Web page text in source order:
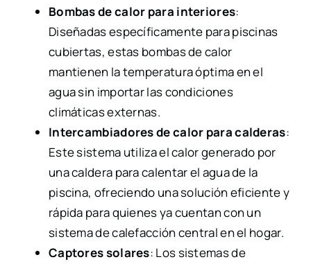
Bombas de calor para interiores:
Diseñadas específicamente para piscinas
cubiertas, estas bombas de calor
mantienen la temperatura óptima en el
agua sin importar las condiciones
climáticas externas.
Intercambiadores de calor para calderas:
Este sistema utiliza el calor generado por
una caldera para calentar el agua de la
piscina, ofreciendo una solución eficiente y
rápida para quienes ya cuentan con un
sistema de calefacción central en el hogar.
Captores solares: Los sistemas de